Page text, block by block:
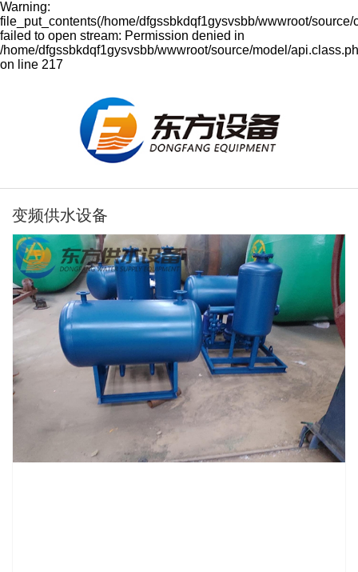
Warning:
file_put_contents(/home/dfgssbkdqf1gysvsbb/wwwroot/
failed to open stream: Permission denied in
/home/dfgssbkdqf1gysvsbb/wwwroot/source/model/
on line 217
变频供水设备